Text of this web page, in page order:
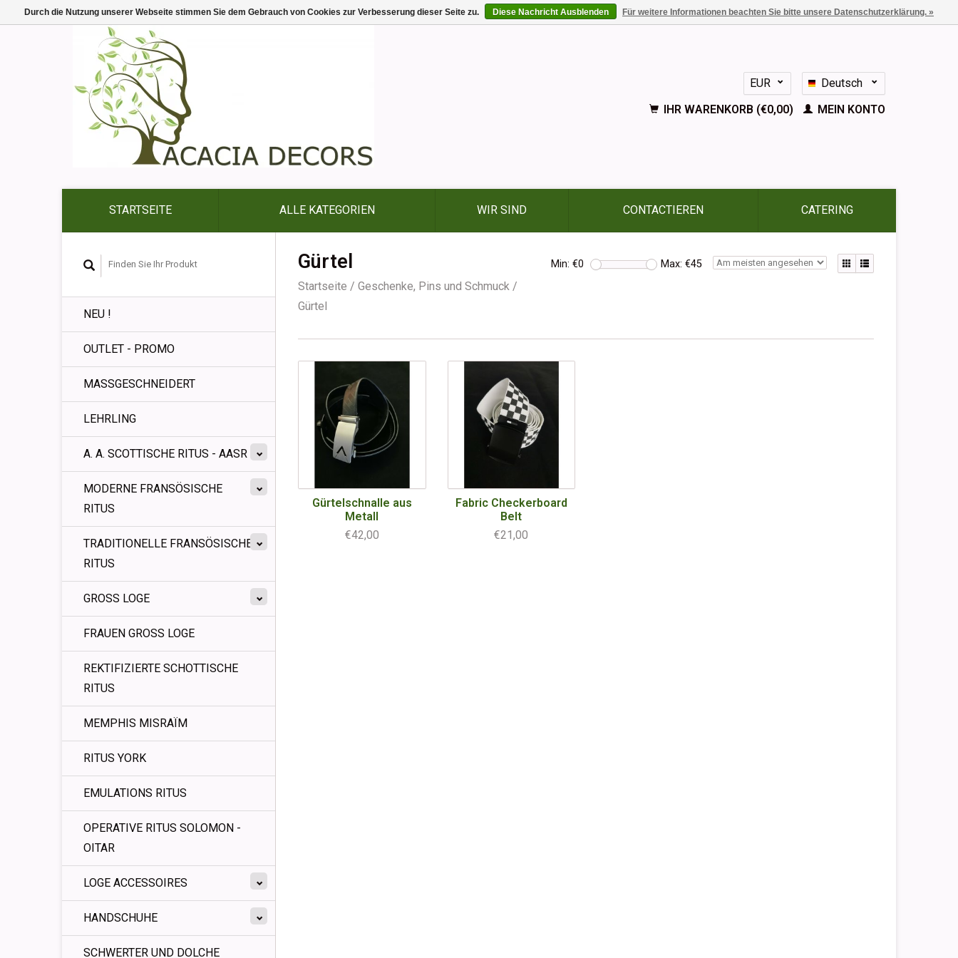
EUR
GBP
Deutsch
Nederlands
English
IHR WARENKORB (€0,00) MEIN KONTO
STARTSEITE ALLE KATEGORIEN WIR SIND CONTACTIEREN CATERING
NEU !
OUTLET - PROMO
MASSGESCHNEIDERT
LEHRLING
A. A. SCOTTISCHE RITUS - AASR
MODERNE FRANSÖSISCHE
RITUS
TRADITIONELLE FRANSÖSISCHE
RITUS
GROSS LOGE
FRAUEN GROSS LOGE
REKTIFIZIERTE SCHOTTISCHE
RITUS
MEMPHIS MISRAÏM
RITUS YORK
EMULATIONS RITUS
OPERATIVE RITUS SOLOMON -
OITAR
LOGE ACCESSOIRES
HANDSCHUHE
SCHWERTER UND DOLCHE
Gürtel
Startseite / Geschenke, Pins und Schmuck /
Gürtel
Min: €0 Max: €45
Gürtelschnalle aus
Metall
€42,00
Fabric Checkerboard
Belt
€21,00
Durch die Nutzung unserer Webseite stimmen Sie dem Gebrauch von Cookies zur Verbesserung dieser Seite zu. Diese Nachricht Ausblenden Für weitere Informationen beachten Sie bitte unsere Datenschutzerklärung. »